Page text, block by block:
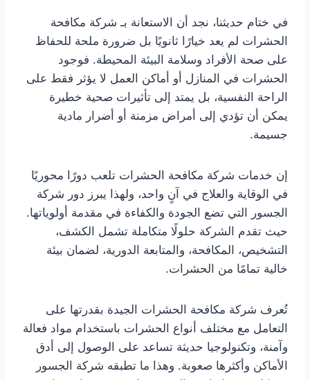
في ختام حديثنا، نجد أن الاستعانة بـ شركة مكافحة
الحشرات لم يعد خيارًا ثانويًا بل ضرورة ملحة للحفاظ
على صحة الأفراد وسلامة البيئة المحيطة. فوجود
الحشرات في المنازل أو أماكن العمل لا يؤثر فقط على
الراحة النفسية، بل يمتد إلى تأثيرات صحية خطيرة
يمكن أن تؤدي إلى أمراض مزمنة أو أضرار مادية
جسيمة.
إن خدمات شركة مكافحة الحشرات تلعب دورًا محوريًا
في الوقاية والعلاج في آنٍ واحد، ولهذا يبرز دور شركة
الجسور التي تضع الجودة والكفاءة في مقدمة أولوياتها.
حيث تقدم الشركة حلولًا متكاملة تشمل الكشف،
التشخيص، المكافحة، والمتابعة الدورية، لضمان بيئة
خالية تمامًا من الحشرات.
تُعرف شركة مكافحة الحشرات الجيدة بقدرتها على
التعامل مع مختلف أنواع الحشرات باستخدام مواد فعالة
وآمنة، وتكنولوجيا حديثة تساعد على الوصول إلى أدق
الأماكن وأكثرها صعوبة. وهذا ما تطبقه شركة الجسور